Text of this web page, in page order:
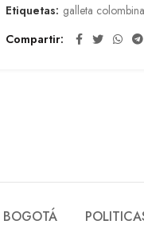
Etiquetas: galleta colombina
Compartir